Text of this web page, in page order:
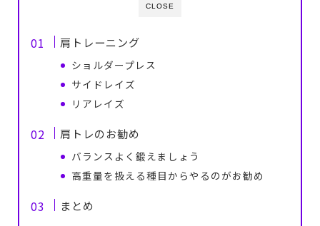
CLOSE
肩トレーニング
ショルダープレス
サイドレイズ
リアレイズ
肩トレのお勧め
バランスよく鍛えましょう
高重量を扱える種目からやるのがお勧め
まとめ